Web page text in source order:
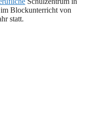
Blockunterricht von
statt.